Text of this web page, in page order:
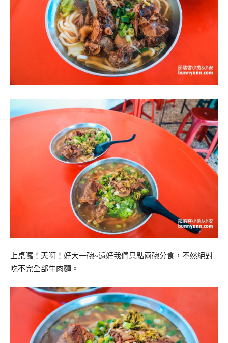
上桌囉！天啊！好大一碗~還好我們只點兩碗分食，不然絕對
吃不完全部牛肉麵。